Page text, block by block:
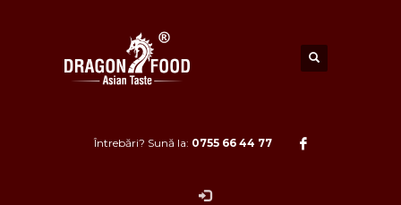
Întrebări? Sună la: 0755 66 44 77